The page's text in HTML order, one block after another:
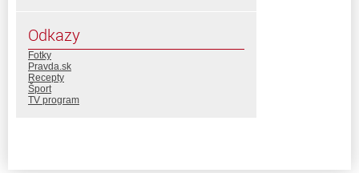
Odkazy
Fotky
Pravda.sk
Recepty
Šport
TV program